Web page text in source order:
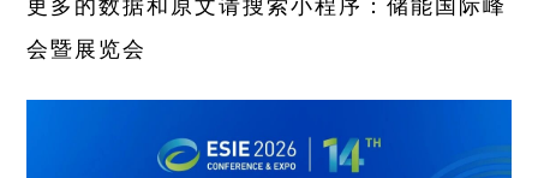
更多的数据和原文请搜索小程序：储能国际峰
会暨展览会